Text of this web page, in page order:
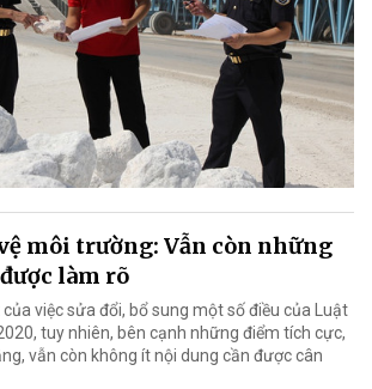
vệ môi trường: Vẫn còn những
làm rõ
việc sửa đổi, bổ sung một số điều của Luật
tuy nhiên, bên cạnh những điểm tích cực,
vẫn còn không ít nội dung cần được cân